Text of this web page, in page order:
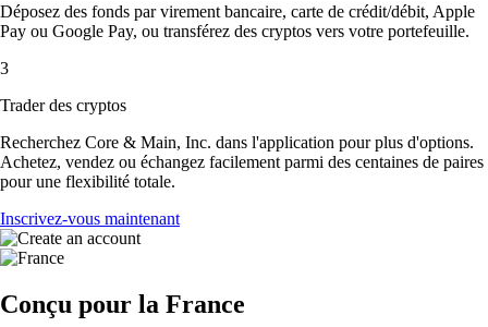
Déposez des fonds par virement bancaire, carte de crédit/débit, Apple
Pay ou Google Pay, ou transférez des cryptos vers votre portefeuille.
3
Trader des cryptos
Recherchez Core & Main, Inc. dans l'application pour plus d'options.
Achetez, vendez ou échangez facilement parmi des centaines de paires
pour une flexibilité totale.
Inscrivez-vous maintenant
Conçu pour la France